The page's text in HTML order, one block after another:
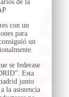
de la
con un
para
un
se federase
Esta
junto
la asistencia